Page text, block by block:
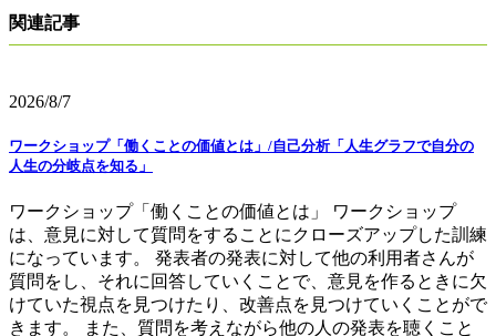
関連記事
2026/8/7
ワークショップ「働くことの価値とは」/自己分析「人生グラフで自分の
人生の分岐点を知る」
ワークショップ「働くことの価値とは」 ワークショップ
は、意見に対して質問をすることにクローズアップした訓練
になっています。 発表者の発表に対して他の利用者さんが
質問をし、それに回答していくことで、意見を作るときに欠
けていた視点を見つけたり、改善点を見つけていくことがで
きます。 また、質問を考えながら他の人の発表を聴くこと